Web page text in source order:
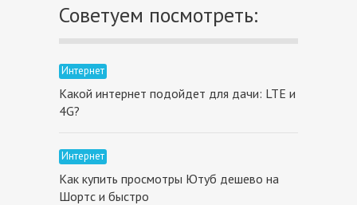
Советуем посмотреть:
Интернет
Какой интернет подойдет для дачи: LTE и
4G?
Интернет
Как купить просмотры Ютуб дешево на
Шортс и быстро